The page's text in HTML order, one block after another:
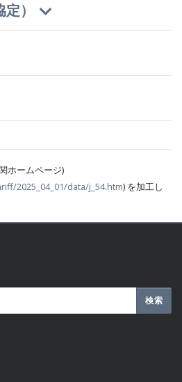
）
ホームページ)
2025_04_01/data/j_54.htm) を加工し